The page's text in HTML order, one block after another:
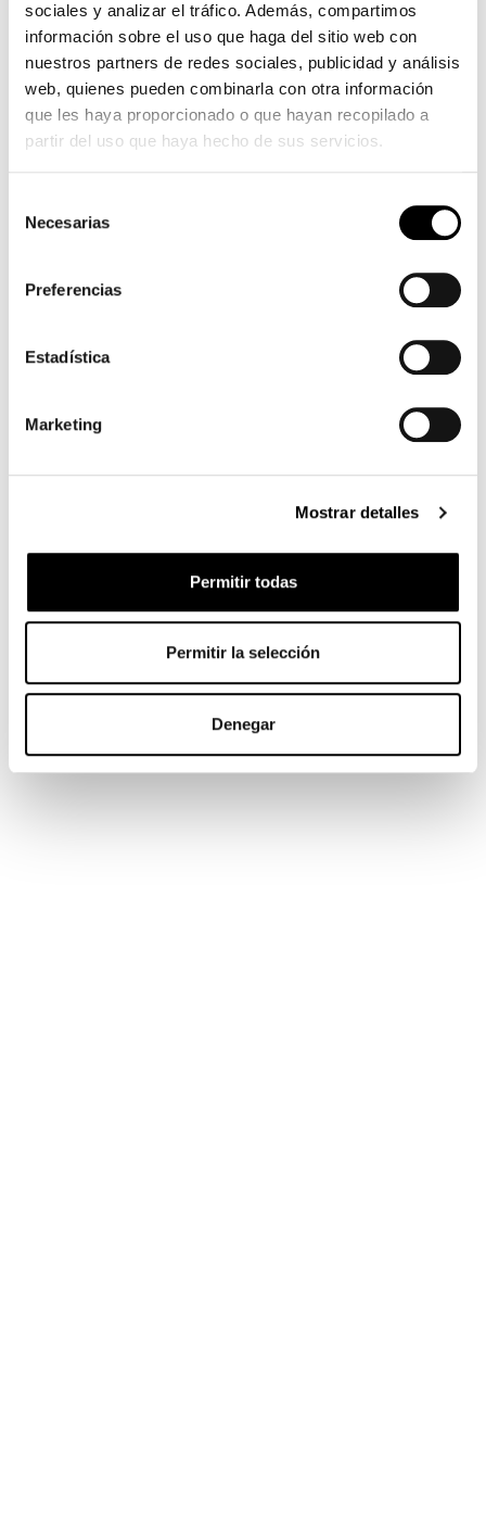
sociales y analizar el tráfico. Además, compartimos
información sobre el uso que haga del sitio web con
nuestros partners de redes sociales, publicidad y análisis
web, quienes pueden combinarla con otra información
que les haya proporcionado o que hayan recopilado a
partir del uso que haya hecho de sus servicios.
Necesarias
Preferencias
Estadística
Marketing
Mostrar detalles
Permitir todas
Permitir la selección
Denegar